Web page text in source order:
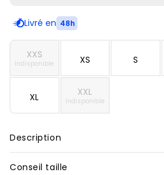
Livré en 48h
XXS
Indisponible XS S
XL XXL
Indisponible
Description
Conseil taille